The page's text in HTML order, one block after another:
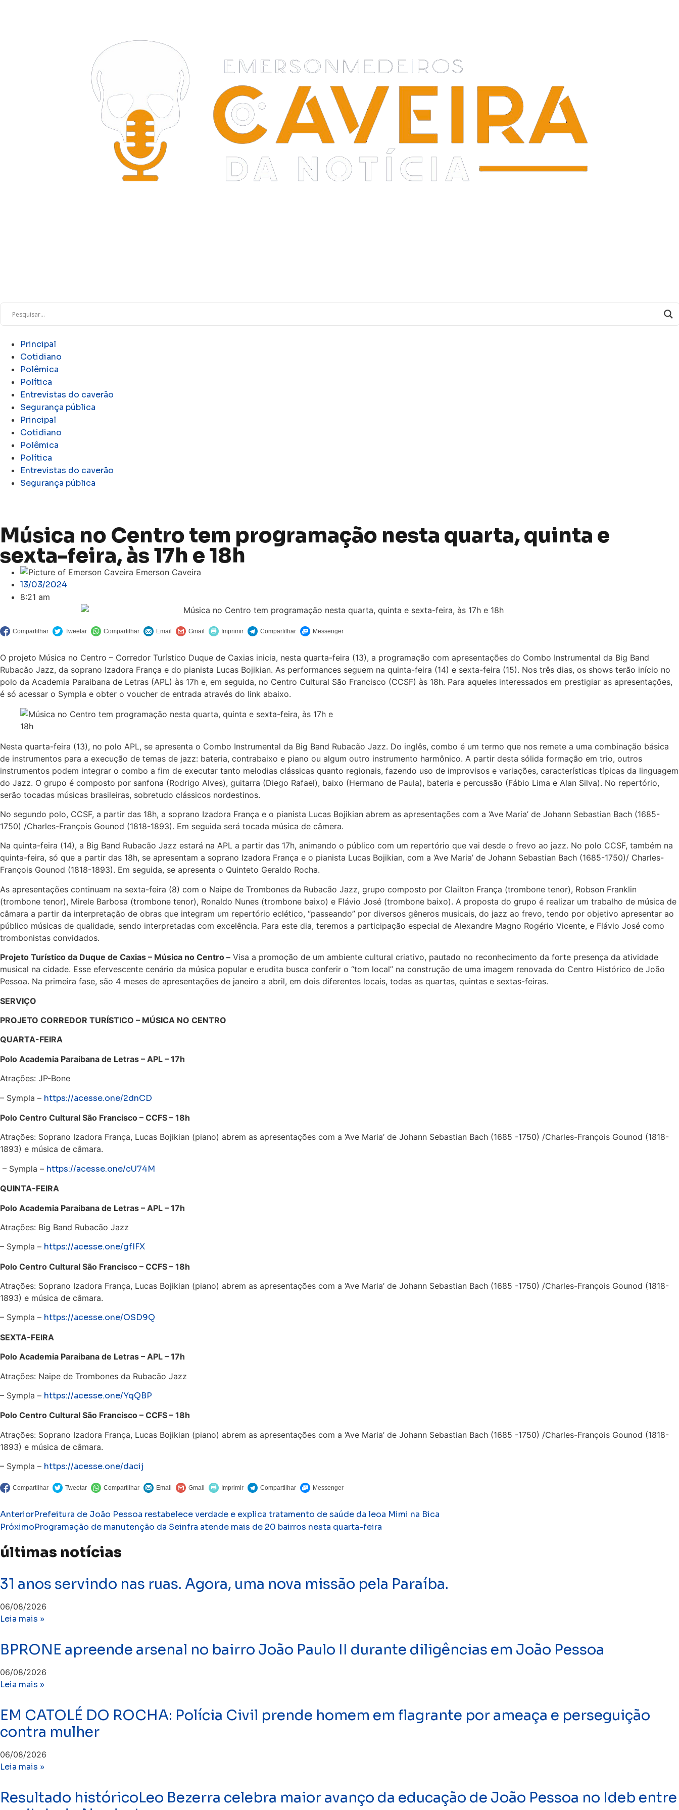
Principal
Cotidiano
Polêmica
Política
Entrevistas do caverão
Segurança pública
Principal
Cotidiano
Polêmica
Política
Entrevistas do caverão
Segurança pública
Música no Centro tem programação nesta quarta, quinta e
sexta-feira, às 17h e 18h
Emerson Caveira
13/03/2024
8:21 am
O projeto Música no Centro – Corredor Turístico Duque de Caxias inicia, nesta quarta-feira (13), a programação com apresentações do Combo Instrumental da Big Band
Rubacão Jazz, da soprano Izadora França e do pianista Lucas Bojikian. As performances seguem na quinta-feira (14) e sexta-feira (15). Nos três dias, os shows terão início no
polo da Academia Paraibana de Letras (APL) às 17h e, em seguida, no Centro Cultural São Francisco (CCSF) às 18h. Para aqueles interessados em prestigiar as apresentações,
é só acessar o Sympla e obter o voucher de entrada através do link abaixo.
Nesta quarta-feira (13), no polo APL, se apresenta o Combo Instrumental da Big Band Rubacão Jazz. Do inglês, combo é um termo que nos remete a uma combinação básica
de instrumentos para a execução de temas de jazz: bateria, contrabaixo e piano ou algum outro instrumento harmônico. A partir desta sólida formação em trio, outros
instrumentos podem integrar o combo a fim de executar tanto melodias clássicas quanto regionais, fazendo uso de improvisos e variações, características típicas da linguagem
do Jazz. O grupo é composto por sanfona (Rodrigo Alves), guitarra (Diego Rafael), baixo (Hermano de Paula), bateria e percussão (Fábio Lima e Alan Silva). No repertório,
serão tocadas músicas brasileiras, sobretudo clássicos nordestinos.
No segundo polo, CCSF, a partir das 18h, a soprano Izadora França e o pianista Lucas Bojikian abrem as apresentações com a ‘Ave Maria’ de Johann Sebastian Bach (1685-
1750) /Charles-François Gounod (1818-1893). Em seguida será tocada música de câmera.
Na quinta-feira (14), a Big Band Rubacão Jazz estará na APL a partir das 17h, animando o público com um repertório que vai desde o frevo ao jazz. No polo CCSF, também na
quinta-feira, só que a partir das 18h, se apresentam a soprano Izadora França e o pianista Lucas Bojikian, com a ‘Ave Maria’ de Johann Sebastian Bach (1685-1750)/ Charles-
François Gounod (1818-1893). Em seguida, se apresenta o Quinteto Geraldo Rocha.
As apresentações continuam na sexta-feira (8) com o Naipe de Trombones da Rubacão Jazz, grupo composto por Clailton França (trombone tenor), Robson Franklin
(trombone tenor), Mirele Barbosa (trombone tenor), Ronaldo Nunes (trombone baixo) e Flávio José (trombone baixo). A proposta do grupo é realizar um trabalho de música de
câmara a partir da interpretação de obras que integram um repertório eclético, “passeando” por diversos gêneros musicais, do jazz ao frevo, tendo por objetivo apresentar ao
público músicas de qualidade, sendo interpretadas com excelência. Para este dia, teremos a participação especial de Alexandre Magno Rogério Vicente, e Flávio José como
trombonistas convidados.
Projeto Turístico da Duque de Caxias – Música no Centro – Visa a promoção de um ambiente cultural criativo, pautado no reconhecimento da forte presença da atividade
musical na cidade. Esse efervescente cenário da música popular e erudita busca conferir o “tom local” na construção de uma imagem renovada do Centro Histórico de João
Pessoa. Na primeira fase, são 4 meses de apresentações de janeiro a abril, em dois diferentes locais, todas as quartas, quintas e sextas-feiras.
SERVIÇO
PROJETO CORREDOR TURÍSTICO – MÚSICA NO CENTRO
QUARTA-FEIRA
Polo Academia Paraibana de Letras – APL – 17h
Atrações: JP-Bone
– Sympla – https://acesse.one/2dnCD
Polo Centro Cultural São Francisco – CCFS – 18h
Atrações: Soprano Izadora França, Lucas Bojikian (piano) abrem as apresentações com a ‘Ave Maria’ de Johann Sebastian Bach (1685 -1750) /Charles-François Gounod (1818-
1893) e música de câmara.
– Sympla – https://acesse.one/cU74M
QUINTA-FEIRA
Polo Academia Paraibana de Letras – APL – 17h
Atrações: Big Band Rubacão Jazz
– Sympla – https://acesse.one/gfIFX
Polo Centro Cultural São Francisco – CCFS – 18h
Atrações: Soprano Izadora França, Lucas Bojikian (piano) abrem as apresentações com a ‘Ave Maria’ de Johann Sebastian Bach (1685 -1750) /Charles-François Gounod (1818-
1893) e música de câmara.
– Sympla – https://acesse.one/OSD9Q
SEXTA-FEIRA
Polo Academia Paraibana de Letras – APL – 17h
Atrações: Naipe de Trombones da Rubacão Jazz
– Sympla – https://acesse.one/YqQBP
Polo Centro Cultural São Francisco – CCFS – 18h
Atrações: Soprano Izadora França, Lucas Bojikian (piano) abrem as apresentações com a ‘Ave Maria’ de Johann Sebastian Bach (1685 -1750) /Charles-François Gounod (1818-
1893) e música de câmara.
– Sympla – https://acesse.one/dacij
AnteriorPrefeitura de João Pessoa restabelece verdade e explica tratamento de saúde da leoa Mimi na Bica
PróximoProgramação de manutenção da Seinfra atende mais de 20 bairros nesta quarta-feira
últimas notícias
31 anos servindo nas ruas. Agora, uma nova missão pela Paraíba.
06/08/2026
Leia mais »
BPRONE apreende arsenal no bairro João Paulo II durante diligências em João Pessoa
06/08/2026
Leia mais »
EM CATOLÉ DO ROCHA: Polícia Civil prende homem em flagrante por ameaça e perseguição
contra mulher
06/08/2026
Leia mais »
Resultado históricoLeo Bezerra celebra maior avanço da educação de João Pessoa no Ideb entre